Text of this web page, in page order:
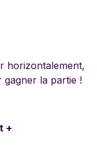
horizontalement,
gagner la partie !
+